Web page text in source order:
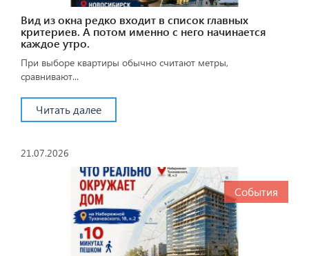
Вид из окна редко входит в список главных
критериев. А потом именно с него начинается
каждое утро.
При выборе квартиры обычно считают метры,
сравнивают...
Читать далее
21.07.2026
События